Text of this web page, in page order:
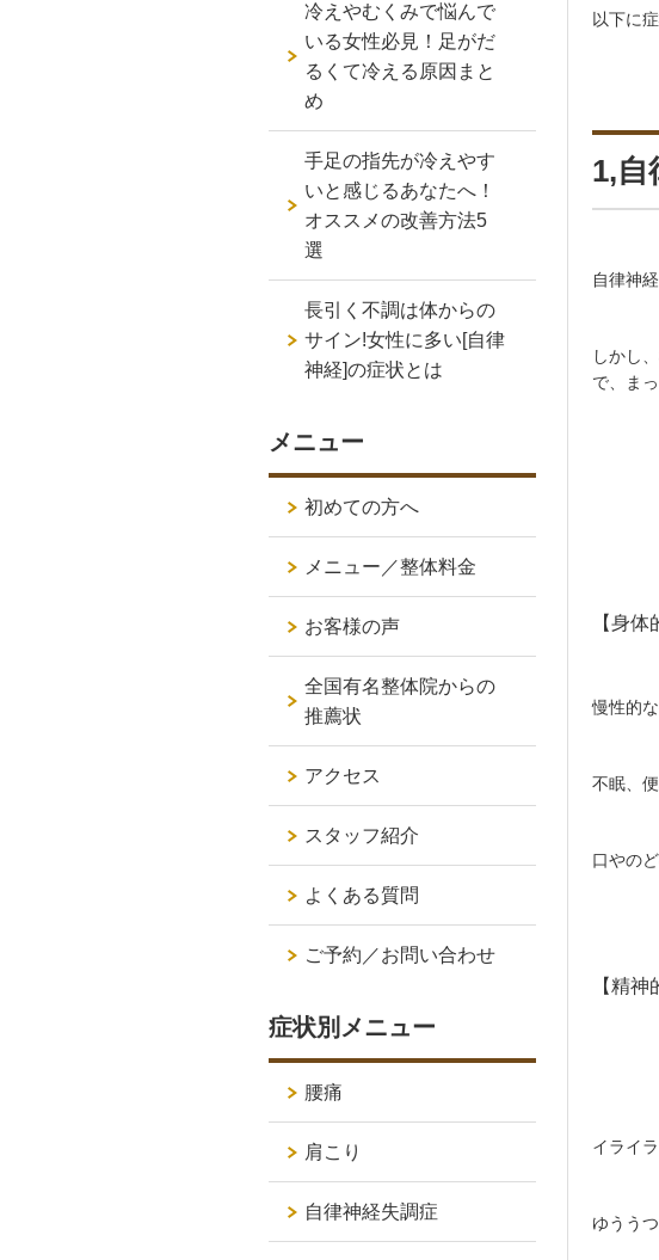
以下に
1,自
自律神
しかし
で、ま
【身体
慢性的
不眠、
口やの
【精神
イライ
ゆうう
冷えやむくみで悩んで
いる女性必見！足がだ
るくて冷える原因まと
め
手足の指先が冷えやす
いと感じるあなたへ！
オススメの改善方法5
選
長引く不調は体からの
サイン!女性に多い[自律
神経]の症状とは
メニュー
初めての方へ
メニュー／整体料金
お客様の声
全国有名整体院からの
推薦状
アクセス
スタッフ紹介
よくある質問
ご予約／お問い合わせ
症状別メニュー
腰痛
肩こり
自律神経失調症